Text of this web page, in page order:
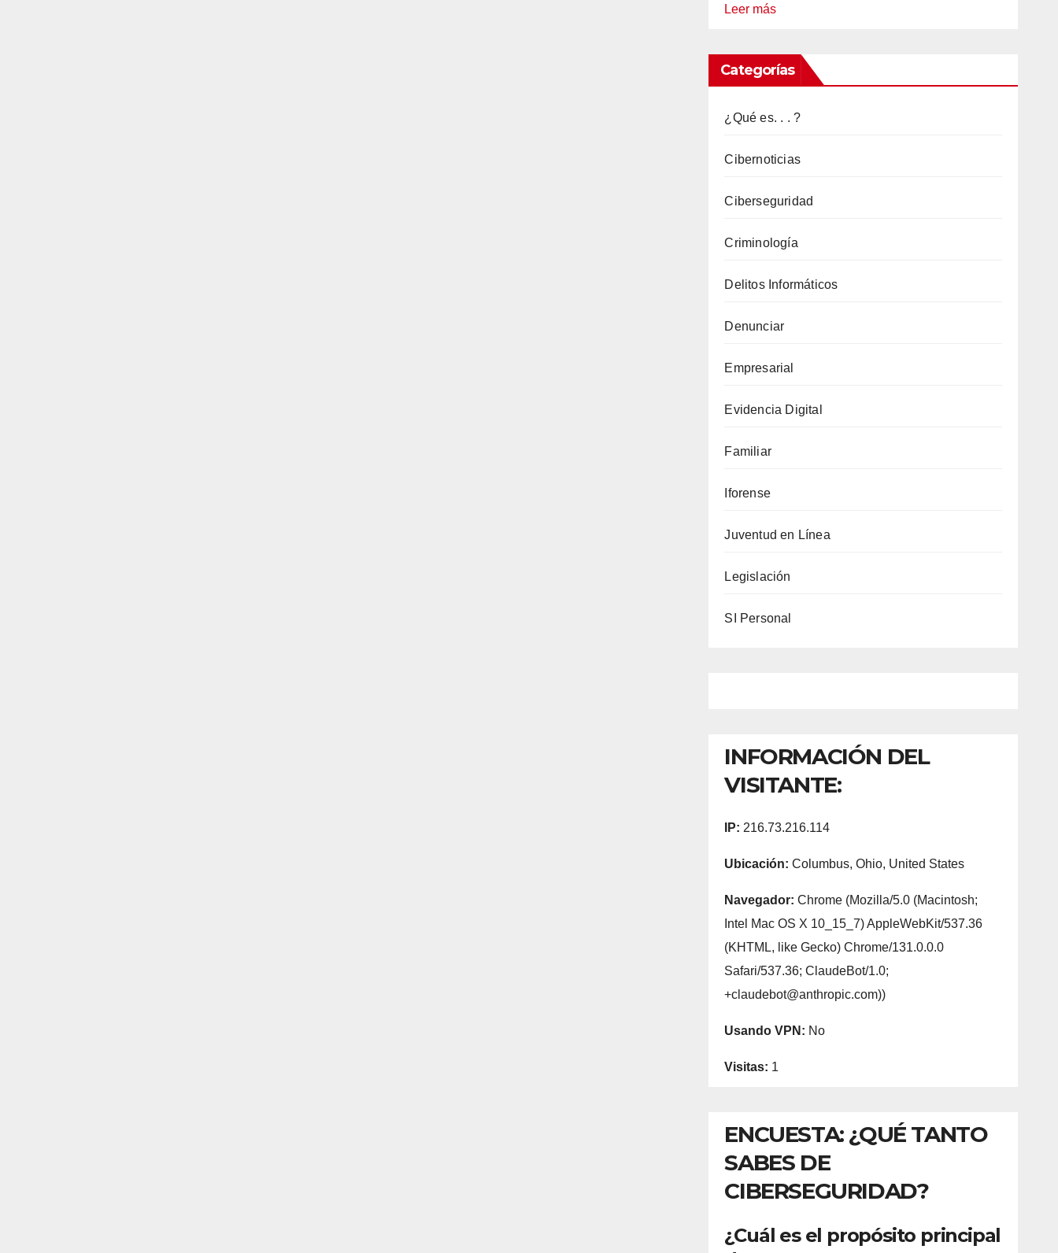
Leer más:
Ciberseguridad
Categorías
¿Qué es. . . ?
Cibernoticias
Ciberseguridad
Criminología
Delitos Informáticos
Denunciar
Empresarial
Evidencia Digital
Familiar
Iforense
Juventud en Línea
Legislación
SI Personal
INFORMACIÓN DEL
VISITANTE:
IP: 216.73.216.114
Ubicación: Columbus, Ohio, United States
Navegador: Chrome (Mozilla/5.0 (Macintosh;
Intel Mac OS X 10_15_7) AppleWebKit/537.36
(KHTML, like Gecko) Chrome/131.0.0.0
Safari/537.36; ClaudeBot/1.0;
+claudebot@anthropic.com))
Usando VPN: No
Visitas: 1
ENCUESTA: ¿QUÉ TANTO
SABES DE
CIBERSEGURIDAD?
¿Cuál es el propósito principal